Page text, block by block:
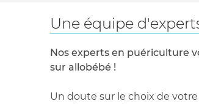
Une équipe
Nos experts en puériculture
sur allobébé !
Un doute sur le choix de